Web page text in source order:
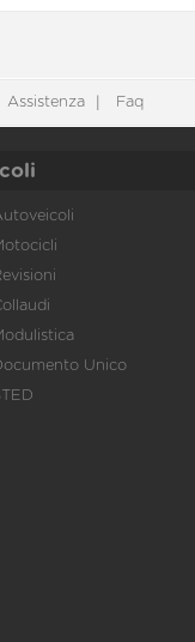
Assistenza Faq
Unico